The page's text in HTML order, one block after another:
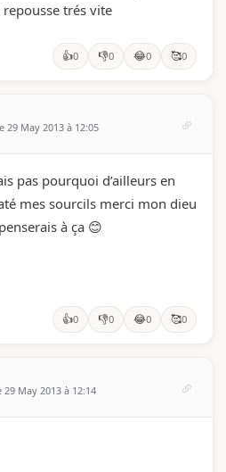
trés vite
👍0 👎0 😂0 🥰0
29 May 2013 à 12:05
pas pourquoi d’ailleurs en
mes sourcils merci mon dieu
à ça 😊
👍0 👎0 😂0 🥰0
29 May 2013 à 12:14